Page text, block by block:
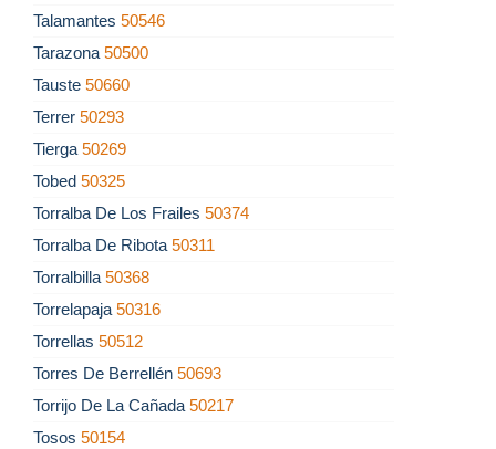
Talamantes 50546
Tarazona 50500
Tauste 50660
Terrer 50293
Tierga 50269
Tobed 50325
Torralba De Los Frailes 50374
Torralba De Ribota 50311
Torralbilla 50368
Torrelapaja 50316
Torrellas 50512
Torres De Berrellén 50693
Torrijo De La Cañada 50217
Tosos 50154